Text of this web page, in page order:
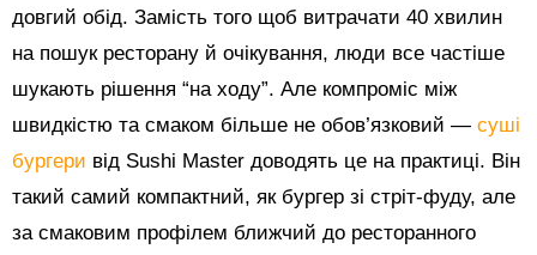
довгий обід. Замість того щоб витрачати 40 хвилин
на пошук ресторану й очікування, люди все частіше
шукають рішення “на ходу”. Але компроміс між
швидкістю та смаком більше не обов’язковий — суші
бургери від Sushi Master доводять це на практиці. Він
такий самий компактний, як бургер зі стріт-фуду, але
за смаковим профілем ближчий до ресторанного